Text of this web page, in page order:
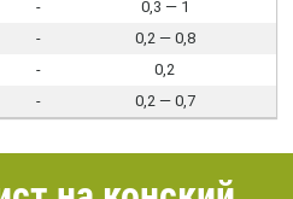
-
0,3 — 1
-
0,2 — 0,8
-
0,2
- 0,2 — 0,7